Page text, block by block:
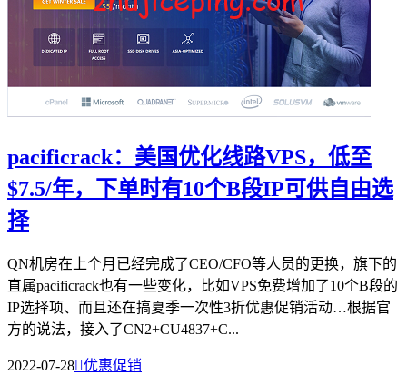
pacificrack：美国优化线路VPS，低至
$7.5/年，下单时有10个B段IP可供自由选
择
QN机房在上个月已经完成了CEO/CFO等人员的更换，旗下的
直属pacificrack也有一些变化，比如VPS免费增加了10个B段的
IP选择项、而且还在搞夏季一次性3折优惠促销活动…根据官
方的说法，接入了CN2+CU4837+C...
2022-07-28优惠促销